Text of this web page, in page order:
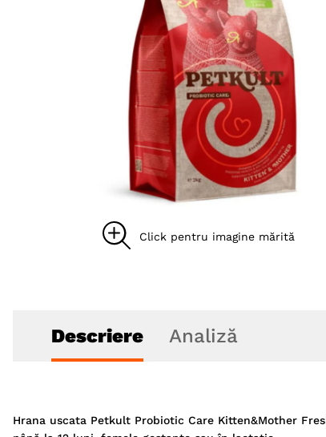
8. acana
9. brit caini
10. recompense caini
Descriere Analiză
Hrana uscata Petkult Probiotic Care Kitten&Mother